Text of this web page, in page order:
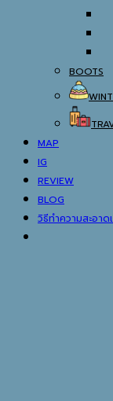
BOOTS
MAP
IG
REVIEW
BLOG
วิธีทำความสะอาด